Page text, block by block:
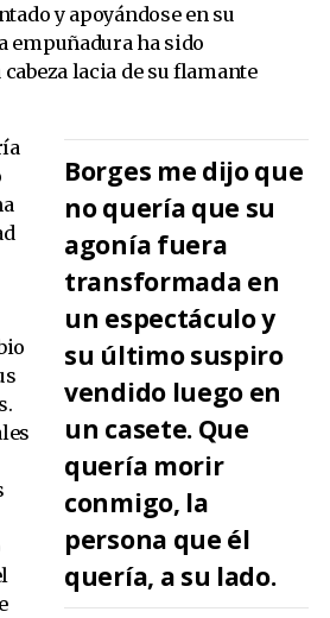
y apoyándose en su
empuñadura ha sido
lacia de su flamante
Borges me dijo que
no quería que su
agonía fuera
transformada en
un espectáculo y
su último suspiro
vendido luego en
un casete. Que
quería morir
conmigo, la
persona que él
quería, a su lado.